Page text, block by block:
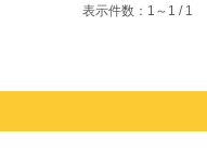
表示件数：1～1 / 1